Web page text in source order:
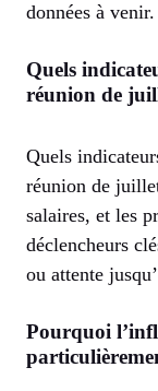
données à venir.
Quels
réunion de
Quels
réunion de
salaires, et les
déclencheurs
ou attente
Pourquoi